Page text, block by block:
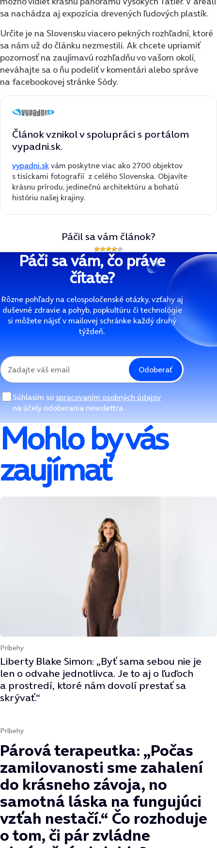
sa nachádza aj expozícia drevených ľudových plastík.
Určite je na Slovensku viacero pekných rozhľadní, ktoré
sa nám už do článku nezmestili. Ak chcete upriamiť
pozornosť na zaujímavú rozhľadňu vo vašom okolí,
neváhajte sa o ňu podeliť v komentári alebo správe
na facebookovej stránke Sódy.
Článok vznikol v spolupráci s portálom
vypadni.sk.
vypadni.skvám poskytne viac ako 2700 objektov
s tisíckami fotografií z celého Slovenska. Objavíte
krásnu prírodu, jedinečnú architektúru a bohatú
históriu našej krajiny.
Páčil sa vám článok?
Páči sa vám, čo práve
čítate?
Rôzne pohľady na celospoločenské otázky, vzťahy aj
duševné zdravie a pohyb, popkultúru či technológie
si môžete nájsť v mailovej schránke každý druhý
týždeň.
Odoberať
Súhlasím so spracovaním osobných údajov
na účely odoberania newslettra
Mohlo by vás
zaujímať
Príbehy
Liberty Blake Simon: „Byť sama sebou nie je
len o odvahe jednotlivca. Je to aj o ľuďoch
a prostredí, ktoré nám dovolí prestať sa
skrývať.“
Príbehy
Párová terapeutka: „Počas
zamilovanosti sme zahalení
do krásneho závoja, no
samotná láska na fungujúci
vzťah nestačí.“ Čo rozhoduje
o tom, či pár zvládne